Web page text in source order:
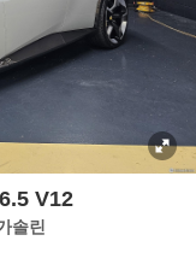
V12
솔린